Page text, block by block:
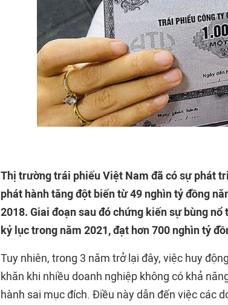
Thị trường trái phiếu Việt Nam đã có sự phát
phát hành tăng đột biến từ 49 nghìn tỷ đồng
2018. Giai đoạn sau đó chứng kiến sự bùng
kỷ lục trong năm 2021, đạt hơn 700 nghìn tỷ
Tuy nhiên, trong 3 năm trở lại đây, việc huy
khăn khi nhiều doanh nghiệp không có khả
hành sai mục đích. Điều này dẫn đến việc các